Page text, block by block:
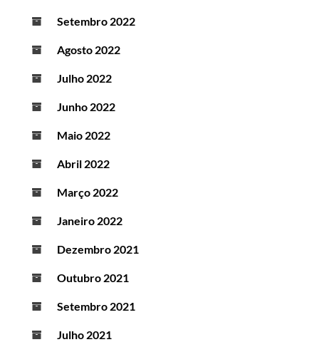
Setembro 2022
Agosto 2022
Julho 2022
Junho 2022
Maio 2022
Abril 2022
Março 2022
Janeiro 2022
Dezembro 2021
Outubro 2021
Setembro 2021
Julho 2021